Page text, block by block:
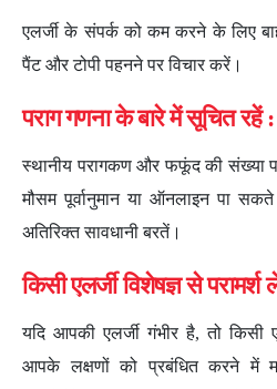
एलर्जी के संपर्क को कम करने के लिए
पैंट और टोपी पहनने पर विचार करें।
पराग गणना के बारे में सूचित रहें :
स्थानीय परागकण और फफूंद की संख्या
मौसम पूर्वानुमान या ऑनलाइन पा
अतिरिक्त सावधानी बरतें।
किसी एलर्जी विशेषज्ञ से परामर्श
यदि आपकी एलर्जी गंभीर है, तो किसी
आपके लक्षणों को प्रबंधित करने में